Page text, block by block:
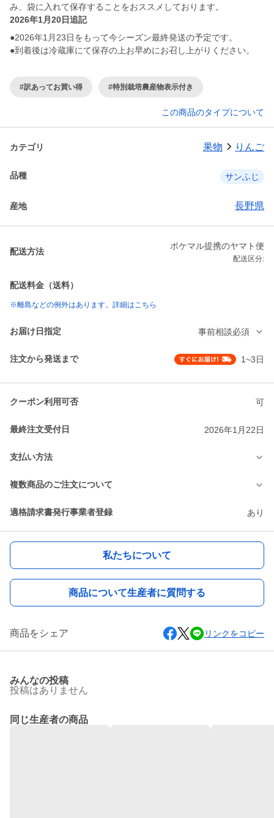
み、袋に入れて保存することをおススメしております。
2026年1月20日追記
●2026年1月23日をもって今シーズン最終発送の予定です。
●到着後は冷蔵庫にて保存の上お早めにお召し上がりください。
#訳あってお買い得 #特別栽培農産物表示付き
この商品のタイプについて
カテゴリ 果物 りんご
品種 サンふじ
産地 長野県
配送方法
ポケマル提携のヤマト便
配送区分:
配送料金（送料）
※離島などの例外はあります。詳細はこちら
お届け日指定 事前相談必須
注文から発送まで 1~3日
クーポン利用可否 可
最終注文受付日 2026年1月22日
支払い方法
複数商品のご注文について
適格請求書発行事業者登録 あり
私たちについて
商品について生産者に質問する
商品をシェア リンクをコピー
みんなの投稿
投稿はありません
同じ生産者の商品